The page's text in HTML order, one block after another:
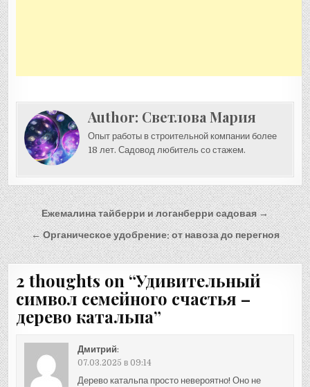
Author: Светлова Мария
Опыт работы в строительной компании более
18 лет. Садовод любитель со стажем.
Навигация
по
записям
Ежемалина тайберри и логанберри садовая →
← Органическое удобрение: от навоза до перегноя
2 thoughts on “Удивительный
символ семейного счастья –
дерево катальпа”
Дмитрий:
07.03.2025 в 09:14
Дерево катальпа просто невероятно! Оно не